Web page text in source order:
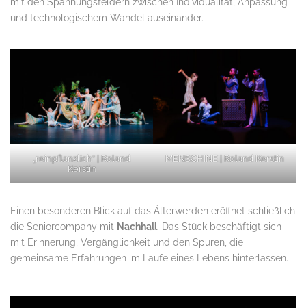
und technologischem Wandel auseinander.
„reinpflanzlich“ | Roland
Kerstin
MENSCHINE | Roland Kerstin
Einen besonderen Blick auf das Älterwerden eröffnet schließlich
die Seniorcompany mit Nachhall. Das Stück beschäftigt sich
mit Erinnerung, Vergänglichkeit und den Spuren, die
gemeinsame Erfahrungen im Laufe eines Lebens hinterlassen.